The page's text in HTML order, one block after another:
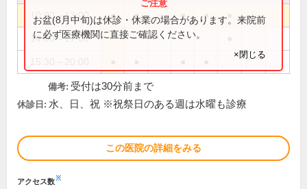
10:00～13:00 ● ● ● ●
14:00～17:00
お盆(8月中旬)は休診・休業の場合があります。来院前
に必ず医療機関に直接ご確認ください。
×閉じる
備考: 受付は30分前まで
休診日: 水、日、祝 ※祝祭日のある週は水曜も診療
この医院の詳細をみる
アクセス数※